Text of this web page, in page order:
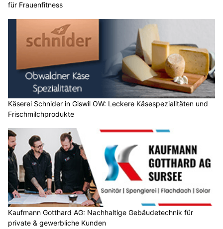
für Frauenfitness
Käserei Schnider in Giswil OW: Leckere Käsespezialitäten und
Frischmilchprodukte
Kaufmann Gotthard AG: Nachhaltige Gebäudetechnik für
private & gewerbliche Kunden